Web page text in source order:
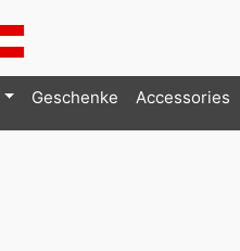
Geschenke Accessories